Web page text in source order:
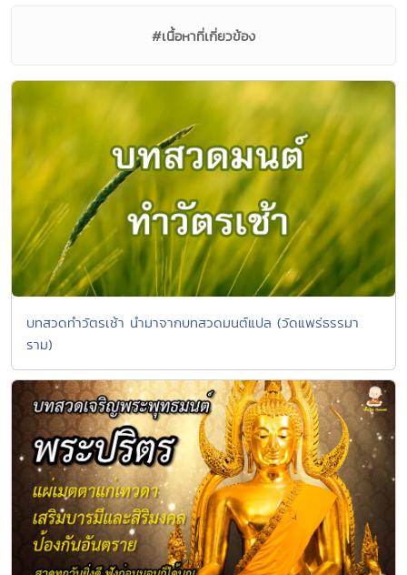
#เนื้อหาที่เกี่ยวข้อง
บทสวดทำวัตรเช้า นำมาจากบทสวดมนต์แปล (วัดแพร่ธรรมา
ราม)